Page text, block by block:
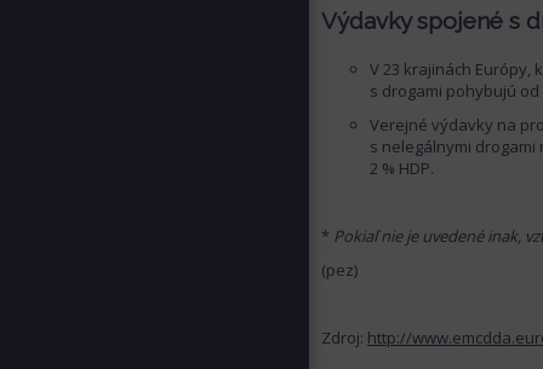
Výdavky spojené s
V 23 krajinách
s drogami pohybujú od
Verejné výdavky na
s nelegálnymi
2 % HDP.
* Pokiaľ nie je uvedené inak,
(pez)
Zdroj: http://